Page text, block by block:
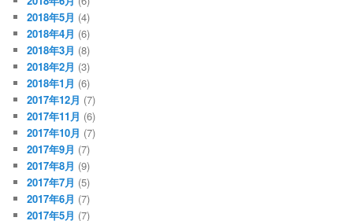
2018年5月 (4)
2018年4月 (6)
2018年3月 (8)
2018年2月 (3)
2018年1月 (6)
2017年12月 (7)
2017年11月 (6)
2017年10月 (7)
2017年9月 (7)
2017年8月 (9)
2017年7月 (5)
2017年6月 (7)
2017年5月 (7)